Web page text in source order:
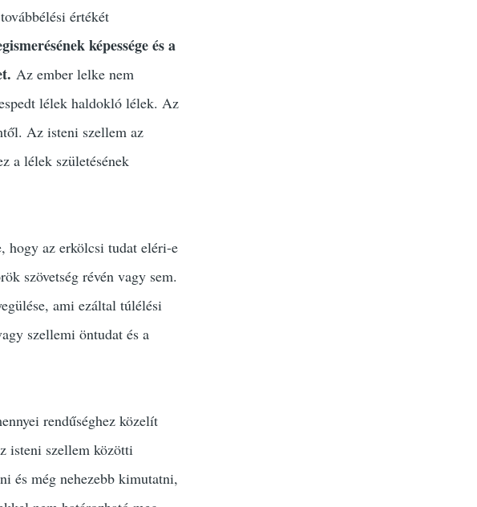
értékét
képessége és a
Az ember lelke nem
lélek haldokló lélek. Az
Az isteni szellem az
a lélek születésének
hogy az erkölcsi tudat eléri-e
szövetség révén vagy sem.
ami ezáltal túlélési
szellemi öntudat és a
rendűséghez közelít
isteni szellem közötti
és még nehezebb kimutatni,